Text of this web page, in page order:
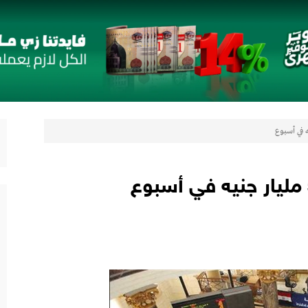
حضورها في سوق تحويلات المصريين بالخارج
أومودا وجايكو باستثمار 5 مليار جنيه لدعم قطاع السيارات في مصر